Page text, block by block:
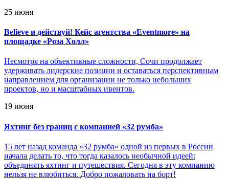
25 июня
Believe и действуй! Кейс агентства «Eventmore» на
площадке «Роза Холл»
Несмотря на объективные сложности, Сочи продолжает
удерживать лидерские позиции и оставаться перспективным
направлением для организации не только небольших
проектов, но и масштабных ивентов.
19 июня
Яхтинг без границ с компанией «32 румба»
15 лет назад команда «32 румба» одной из первых в России
начала делать то, что тогда казалось необычной идеей:
объединять яхтинг и путешествия. Сегодня в эту компанию
нельзя не влюбиться. Добро пожаловать на борт!